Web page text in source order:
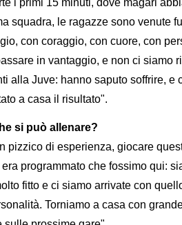
squadra, le ragazze sono venute
con coraggio, con cuore, con
in vantaggio, e non ci siamo
alla Juve: hanno saputo soffrire, e
a casa il risultato".
si può allenare?
pizzico di esperienza, giocare
programmato che fossimo qui:
fitto e ci siamo arrivate con
Torniamo a casa con